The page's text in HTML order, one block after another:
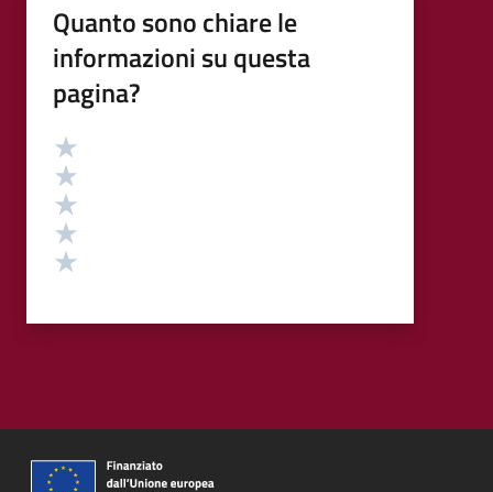
Quanto sono chiare le
informazioni su questa
pagina?
Valutazione